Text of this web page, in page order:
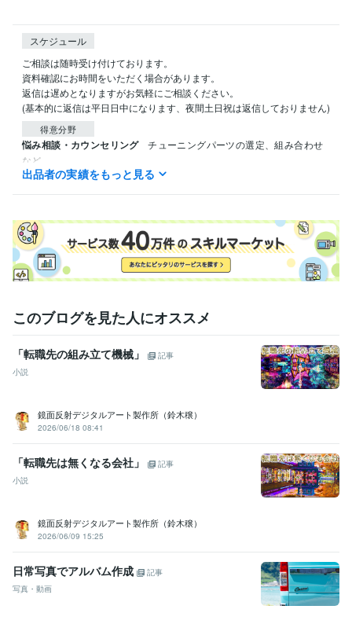
スケジュール
ご相談は随時受け付けております。
資料確認にお時間をいただく場合があります。
返信は遅めとなりますがお気軽にご相談ください。
(基本的に返信は平日日中になります、夜間土日祝は返信しておりません)
得意分野
悩み相談・カウンセリング
チューニングパーツの選定、組み合わせ
など
住まい・美容・生活相談 サーキット走行車両、チューニングカー
出品者の実績をもっと見る
このブログを見た人にオススメ
「転職先の組み立て機械」
記事
小説
鏡面反射デジタルアート製作所（鈴木穣）
2026/06/18 08:41
「転職先は無くなる会社」
記事
小説
鏡面反射デジタルアート製作所（鈴木穣）
2026/06/09 15:25
日常写真でアルバム作成
記事
写真・動画